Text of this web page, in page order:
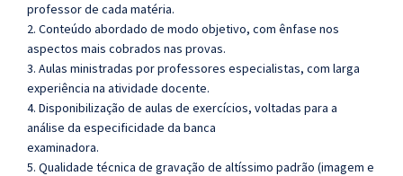
professor de cada matéria.
2. Conteúdo abordado de modo objetivo, com ênfase nos
aspectos mais cobrados nas provas.
3. Aulas ministradas por professores especialistas, com larga
experiência na atividade docente.
4. Disponibilização de aulas de exercícios, voltadas para a
análise da especificidade da banca
examinadora.
5. Qualidade técnica de gravação de altíssimo padrão (imagem e